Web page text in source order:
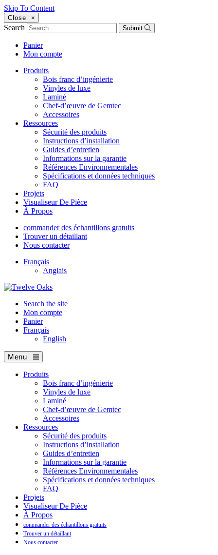
Skip To Content
Close ×
Search Submit
Panier
Mon compte
Produits
Bois franc d’ingénierie
Vinyles de luxe
Laminé
Chef-d’œuvre de Gemtec
Accessoires
Ressources
Sécurité des produits
Instructions d’installation
Guides d’entretien
Informations sur la garantie
Références Environnementales
Spécifications et données techniques
FAQ
Projets
Visualiseur De Pièce
À Propos
commander des échantillons gratuits
Trouver un détaillant
Nous contacter
Français
Anglais
Search the site
Mon compte
Panier
Français
English
Menu
Produits
Bois franc d’ingénierie
Vinyles de luxe
Laminé
Chef-d’œuvre de Gemtec
Accessoires
Ressources
Sécurité des produits
Instructions d’installation
Guides d’entretien
Informations sur la garantie
Références Environnementales
Spécifications et données techniques
FAQ
Projets
Visualiseur De Pièce
À Propos
commander des échantillons gratuits
Trouver un détaillant
Nous contacter